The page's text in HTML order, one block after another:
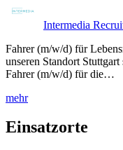
Intermedia
Fahrer (m/w/d) für
unseren Standort
Fahrer (m/w/d) für die…
mehr
Einsatzorte